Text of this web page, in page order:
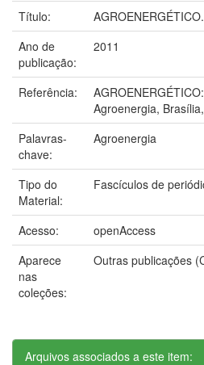
Título:
AGROENERGÉTICO.
Ano de
publicação:
2011
Referência:
Agroenergia,
Palavras-
chave:
Agroenergia
Tipo do
Material:
Fascículos de
Acesso:
openAccess
Aparece
nas
coleções:
Outras publicações
Arquivos associados a este item: